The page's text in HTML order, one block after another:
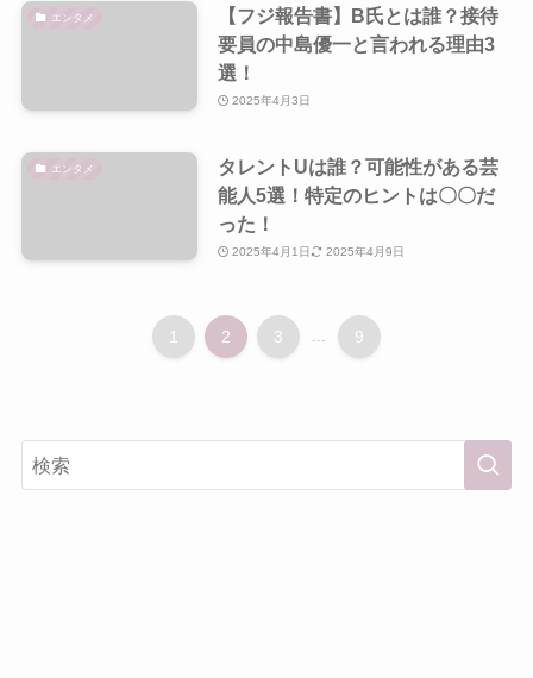
エンタメ
【フジ報告書】B氏とは誰？接待
要員の中島優一と言われる理由3
選！
2025年4月3日
エンタメ
タレントUは誰？可能性がある芸
能人5選！特定のヒントは〇〇だ
った！
2025年4月1日 2025年4月9日
1 2 3 ... 9